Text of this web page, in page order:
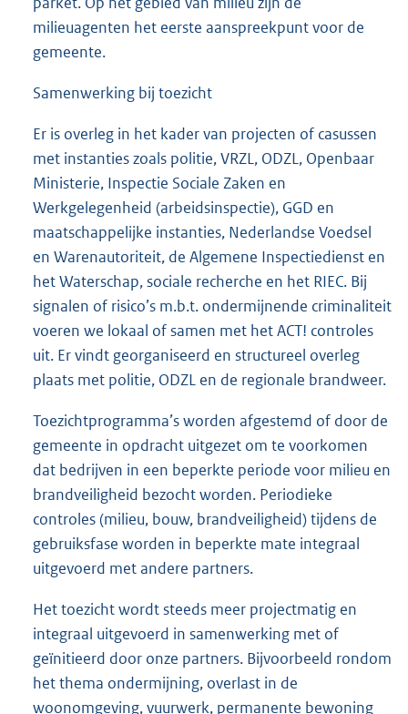
milieuagenten het eerste aanspreekpunt voor de
gemeente.
Samenwerking bij toezicht
Er is overleg in het kader van projecten of casussen
met instanties zoals politie, VRZL, ODZL, Openbaar
Ministerie, Inspectie Sociale Zaken en
Werkgelegenheid (arbeidsinspectie), GGD en
maatschappelijke instanties, Nederlandse Voedsel
en Warenautoriteit, de Algemene Inspectiedienst en
het Waterschap, sociale recherche en het RIEC. Bij
signalen of risico’s m.b.t. ondermijnende criminaliteit
voeren we lokaal of samen met het ACT! controles
uit. Er vindt georganiseerd en structureel overleg
plaats met politie, ODZL en de regionale brandweer.
Toezichtprogramma’s worden afgestemd of door de
gemeente in opdracht uitgezet om te voorkomen
dat bedrijven in een beperkte periode voor milieu en
brandveiligheid bezocht worden. Periodieke
controles (milieu, bouw, brandveiligheid) tijdens de
gebruiksfase worden in beperkte mate integraal
uitgevoerd met andere partners.
Het toezicht wordt steeds meer projectmatig en
integraal uitgevoerd in samenwerking met of
geïnitieerd door onze partners. Bijvoorbeeld rondom
het thema ondermijning, overlast in de
woonomgeving, vuurwerk, permanente bewoning